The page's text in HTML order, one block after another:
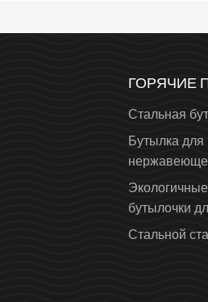
ГОРЯЧИЕ
Стальная
Бутылка
бутылочки
Стальной